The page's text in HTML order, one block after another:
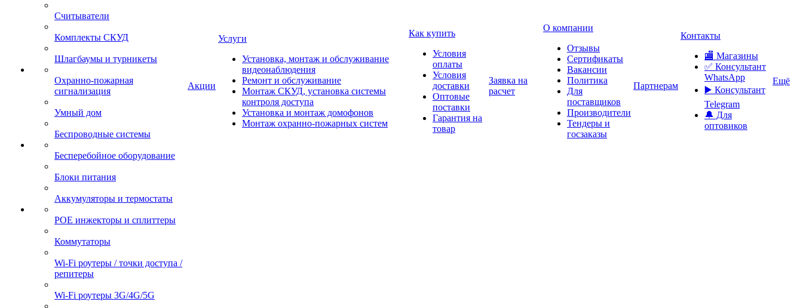
Считыватели
Комплекты СКУД
Шлагбаумы и турникеты
Охранно-пожарная
сигнализация
Умный дом
Беспроводные системы
Бесперебойное оборудование
Блоки питания
Аккумуляторы и термостаты
POE инжекторы и сплиттеры
Коммутаторы
Wi-Fi роутеры / точки доступа /
репитеры
Wi-Fi роутеры 3G/4G/5G
Акции
Услуги
Установка, монтаж и обслуживание
видеонаблюдения
Ремонт и обслуживание
Монтаж СКУД, установка системы
контроля доступа
Установка и монтаж домофонов
Монтаж охранно-пожарных систем
Как купить
Условия
оплаты
Условия
доставки
Оптовые
поставки
Гарантия на
товар
Заявка на
расчет
О компании
Отзывы
Сертификаты
Вакансии
Политика
Для
поставщиков
Производители
Тендеры и
госзаказы
Партнерам
Контакты
🏬 Магазины
✅️ Консультант
WhatsApp
▶️ Консультант
Telegram
🔔 Для
оптовиков
Ещё